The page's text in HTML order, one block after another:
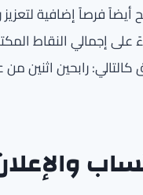
أيضاً فرصاً إضافية
على إجمالي النقاط
رابحين اثنين